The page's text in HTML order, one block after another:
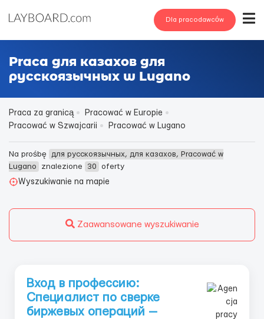
Dla pracodawców
Praca для казахов для
русскоязычных w Lugano
Praca za granicą
Pracować w Europie
Pracować w Szwajcarii
Pracować w Lugano
Na prośbę для русскоязычных, для казахов, Pracować w
Lugano
znalezione 30
oferty
Wyszukiwanie na mapie
Zaawansowane wyszukiwanie
Вход в профессию:
Специалист по сверке
биржевых операций —